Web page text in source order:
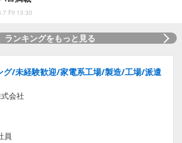
Fri 13:30
ランキングをもっと見る
グ/未経験歓迎/家電系工場/製造/工場/派遣
会社
員